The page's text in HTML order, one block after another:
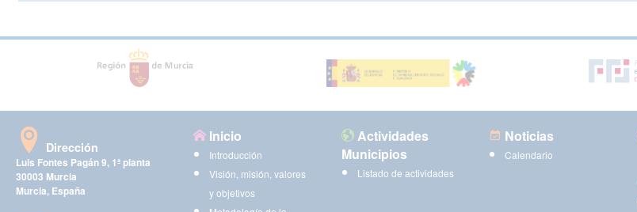
Dirección
Luis Fontes Pagán 9, 1ª planta
30003 Murcia
Murcia, España
Inicio
Introducción
Visión, misión, valores
y objetivos
Actividades
Municipios
Listado de actividades
Noticias
Calendario